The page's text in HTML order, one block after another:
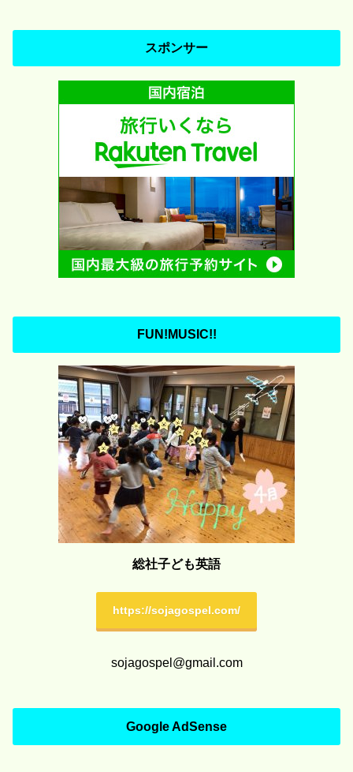
スポンサー
FUN!MUSIC!!
総社子ども英語
https://sojagospel.com/
sojagospel@gmail.com
Google AdSense